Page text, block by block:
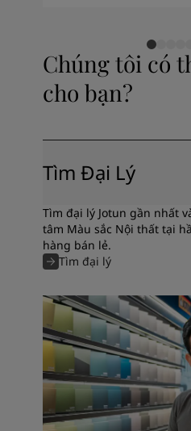
Chúng tôi có
cho bạn?
Tìm Đại Lý
Tìm đại lý Jotun gần nhất
tâm Màu sắc Nội thất tại
hàng bán lẻ.
Tìm đại lý